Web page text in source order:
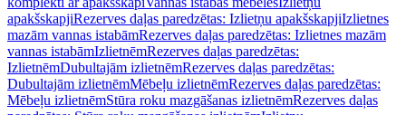
apakšskapjiRezerves daļas paredzētas: Izlietņu apakšskapjiIzlietnes
mazām vannas istabāmRezerves daļas paredzētas: Izlietnes mazām
vannas istabāmIzlietnēmRezerves daļas paredzētas:
IzlietnēmDubultajām izlietnēmRezerves daļas paredzētas:
Dubultajām izlietnēmMēbeļu izlietnēmRezerves daļas paredzētas:
Mēbeļu izlietnēmStūra roku mazgāšanas izlietnēmRezerves daļas